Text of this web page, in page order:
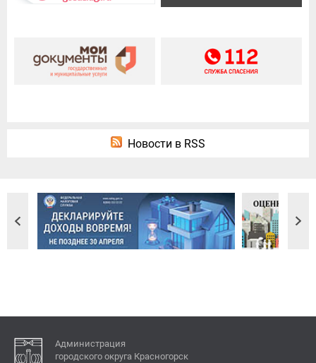
Новости в RSS
Администрация
городского округа Красногорск